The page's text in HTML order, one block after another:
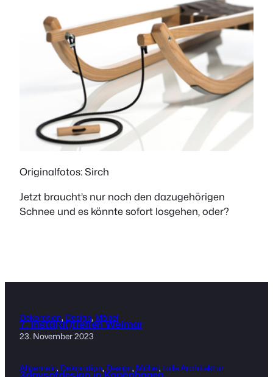
Originalfotos: Sirch
Jetzt braucht’s nur noch den dazugehörigen
Schnee und es könnte sofort losgehen, oder?
Dekoration, Design, Möbel
7. Insta(dt)treffen Weimar
23. November 2023
Allgemein, Dekoration, Design, Möbel, tolle Architektur
3daysofdesign in Kopenhagen